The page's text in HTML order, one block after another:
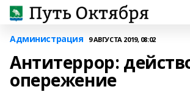
Администрация 9 АВГУСТА 2019, 08:02
Антитеррор:
опережение